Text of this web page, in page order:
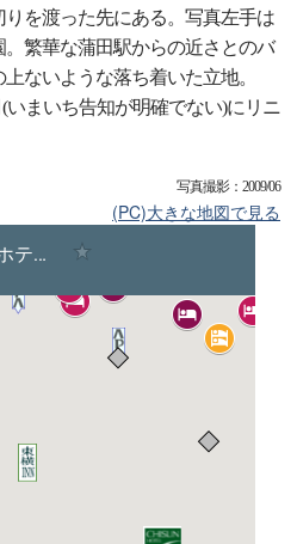
を渡った先にある。写真左手は
繁華な蒲田駅からの近さとのバ
ないような落ち着いた立地。
いまいち告知が明確でない)にリニ
写真撮影：2009/06
(PC)大きな地図で見る